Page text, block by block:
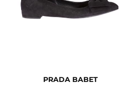
PRADA BABET